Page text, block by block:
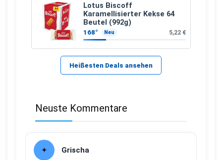
Lotus Biscoff
Karamellisierter Kekse 64
Beutel (992g)
168° Neu 5,22 €
Heißesten Deals ansehen
Neuste Kommentare
Grischa